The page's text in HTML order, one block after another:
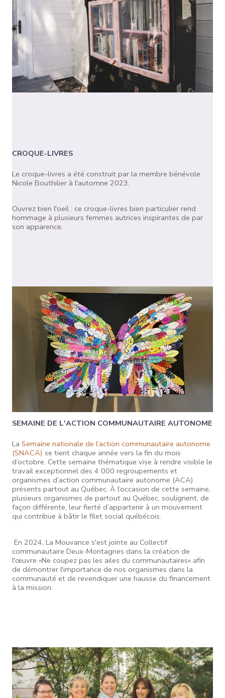
CROQUE-LIVRES
Le croque-livres a été construit par la membre bénévole
Nicole Bouthilier à l'automne 2023.
Ouvrez bien l'oeil : ce croque-livres bien particulier rend
hommage à plusieurs femmes autrices inspirantes de par
son apparence.
SEMAINE DE L'ACTION COMMUNAUTAIRE AUTONOME
La Semaine nationale de l’action communautaire autonome
(SNACA) se tient chaque année vers la fin du mois
d’octobre. Cette semaine thématique vise à rendre visible le
travail exceptionnel des 4 000 regroupements et
organismes d’action communautaire autonome (ACA)
présents partout au Québec. À l’occasion de cette semaine,
plusieurs organismes de partout au Québec, soulignent, de
façon différente, leur fierté d’appartenir à un mouvement
qui contribue à bâtir le filet social québécois.
En 2024, La Mouvance s'est jointe au Collectif
communautaire Deux-Montagnes dans la création de
l'œuvre «Ne coupez pas les ailes du communautaires» afin
de démontrer l'importance de nos organismes dans la
communauté et de revendiquer une hausse du financement
à la mission.